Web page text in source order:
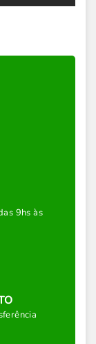
9hs às